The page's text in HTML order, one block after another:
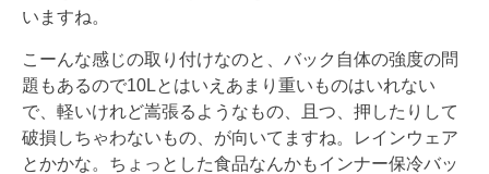
いますね。
こーんな感じの取り付けなのと、バック自体の強度の問
題もあるので10Lとはいえあまり重いものはいれない
で、軽いけれど嵩張るようなもの、且つ、押したりして
破損しちゃわないもの、が向いてますね。レインウェア
とかかな。ちょっとした食品なんかもインナー保冷バッ